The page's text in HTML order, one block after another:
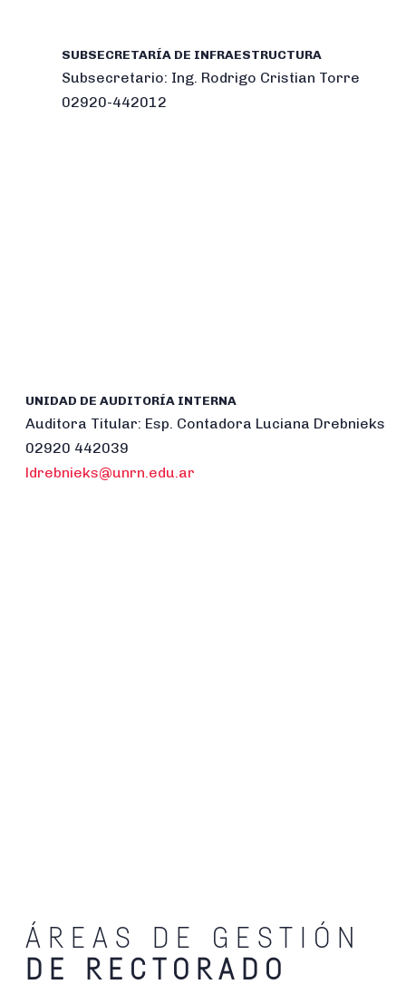
SUBSECRETARÍA DE INFRAESTRUCTURA
Subsecretario: Ing. Rodrigo Cristian Torre
02920-442012
UNIDAD DE AUDITORÍA INTERNA
Auditora Titular: Esp. Contadora Luciana Drebnieks
02920 442039
ldrebnieks@unrn.edu.ar
ÁREAS DE GESTIÓN
DE RECTORADO